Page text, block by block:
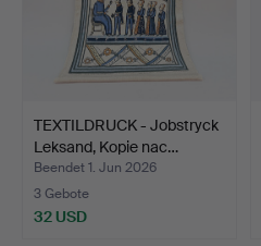
TEXTILDRUCK - Jobstryck
Leksand, Kopie nac…
Beendet 1. Jun 2026
3 Gebote
32 USD